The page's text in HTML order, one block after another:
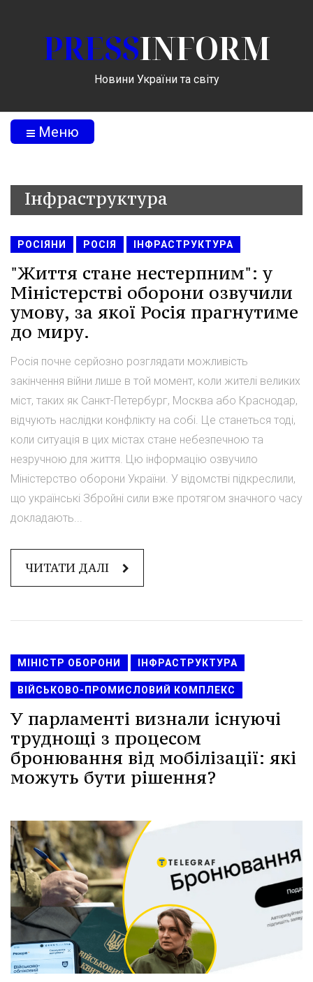
PRESSINFORM
Новини України та світу
Меню
Інфраструктура
РОСІЯНИ РОСІЯ ІНФРАСТРУКТУРА
"Життя стане нестерпним": у
Міністерстві оборони озвучили
умову, за якої Росія прагнутиме
до миру.
Росія почне серйозно розглядати можливість
закінчення війни лише в той момент, коли жителі великих
міст, таких як Санкт-Петербург, Москва або Краснодар,
відчують наслідки конфлікту на собі. Це станеться тоді,
коли ситуація в цих містах стане небезпечною та
незручною для життя. Цю інформацію озвучило
Міністерство оборони України. У відомстві підкреслили,
що українські Збройні сили вже протягом значного часу
докладають...
ЧИТАТИ ДАЛІ
МІНІСТР ОБОРОНИ ІНФРАСТРУКТУРА
ВІЙСЬКОВО-ПРОМИСЛОВИЙ КОМПЛЕКС
У парламенті визнали існуючі
труднощі з процесом
бронювання від мобілізації: які
можуть бути рішення?